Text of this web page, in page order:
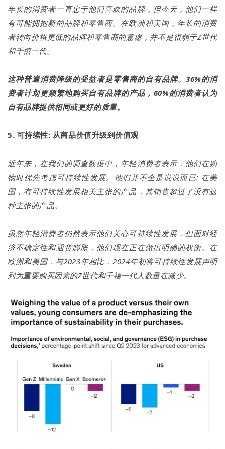
年长的消费者一直忠于他们喜欢的品牌，但今天，他们一样
有可能拥抱新的品牌和零售商。在欧洲和美国，年长的消费
者转向价格更低的品牌和零售商的意愿，并不是很弱于Z世代
和千禧一代。
这种普遍消费降级的受益者是零售商的自有品牌。36%的消
费者计划更频繁地购买自有品牌的产品，60%的消费者认为
自有品牌提供相同或更好的质量。
5. 可持续性: 从商品价值升级到价值观
近年来，在我们的调查数据中，年轻消费者表示，他们在购
物时优先考虑可持续性发展。他们并不全是说说而已: 在美
国，有可持续性发展相关主张的产品，其销售超过了没有这
种主张的产品。
虽然年轻消费者仍然表示他们关心可持续性发展，但面对经
济不确定性和通货膨胀，他们现在正在做出明确的权衡。在
欧洲和美国，与2023年相比，2024年初将可持续性发展声明
列为重要购买因素的Z世代和千禧一代人数量在减少。